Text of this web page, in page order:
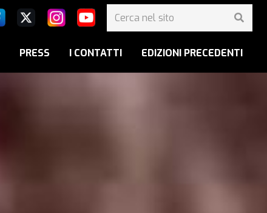
PRESS I CONTATTI EDIZIONI PRECEDENTI